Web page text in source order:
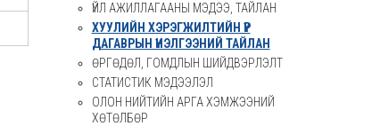
ҮЙЛ АЖИЛЛАГААНЫ МЭДЭЭ, ТАЙЛАН
ХУУЛИЙН ХЭРЭГЖИЛТИЙН ҮР
ДАГАВРЫН ҮНЭЛГЭЭНИЙ ТАЙЛАН
ӨРГӨДӨЛ, ГОМДЛЫН ШИЙДВЭРЛЭЛТ
СТАТИСТИК МЭДЭЭЛЭЛ
ОЛОН НИЙТИЙН АРГА ХЭМЖЭЭНИЙ
ХӨТӨЛБӨР